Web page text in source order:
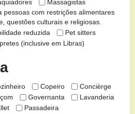
Massagistas
pessoas com restrições alimentares
questões culturais e religiosas.
reduzida
Pet sitters
(inclusive em Libras)
Copeiro
Concièrge
Governanta
Lavanderia
Passadeira